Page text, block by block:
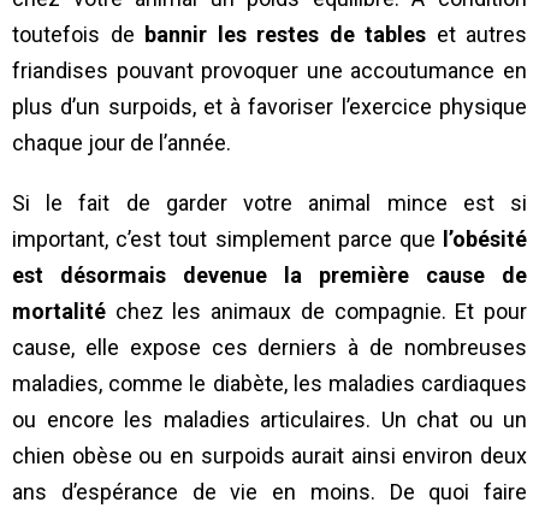
toutefois de bannir les restes de tables et autres
friandises pouvant provoquer une accoutumance en
plus d’un surpoids, et à favoriser l’exercice physique
chaque jour de l’année.
Si le fait de garder votre animal mince est si
important, c’est tout simplement parce que l’obésité
est désormais devenue la première cause de
mortalité chez les animaux de compagnie. Et pour
cause, elle expose ces derniers à de nombreuses
maladies, comme le diabète, les maladies cardiaques
ou encore les maladies articulaires. Un chat ou un
chien obèse ou en surpoids aurait ainsi environ deux
ans d’espérance de vie en moins. De quoi faire